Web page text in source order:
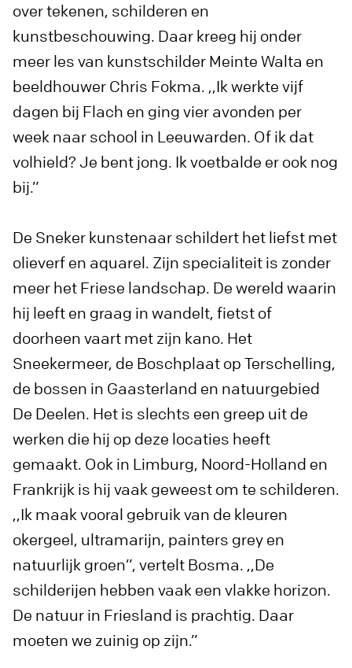
over tekenen, schilderen en
kunstbeschouwing. Daar kreeg hij onder
meer les van kunstschilder Meinte Walta en
beeldhouwer Chris Fokma. ,,Ik werkte vijf
dagen bij Flach en ging vier avonden per
week naar school in Leeuwarden. Of ik dat
volhield? Je bent jong. Ik voetbalde er ook nog
bij.”
De Sneker kunstenaar schildert het liefst met
olieverf en aquarel. Zijn specialiteit is zonder
meer het Friese landschap. De wereld waarin
hij leeft en graag in wandelt, fietst of
doorheen vaart met zijn kano. Het
Sneekermeer, de Boschplaat op Terschelling,
de bossen in Gaasterland en natuurgebied
De Deelen. Het is slechts een greep uit de
werken die hij op deze locaties heeft
gemaakt. Ook in Limburg, Noord-Holland en
Frankrijk is hij vaak geweest om te schilderen.
,,Ik maak vooral gebruik van de kleuren
okergeel, ultramarijn, painters grey en
natuurlijk groen”, vertelt Bosma. ,,De
schilderijen hebben vaak een vlakke horizon.
De natuur in Friesland is prachtig. Daar
moeten we zuinig op zijn.”